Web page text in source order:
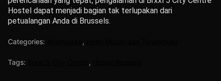
Hostel dapat menjadi bagian tak terlupakan dari
petualangan Anda di Brussels.
Categories: ,
Tags: ,